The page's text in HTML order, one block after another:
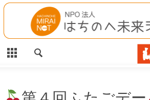
CLOSE
HOME
施設案内